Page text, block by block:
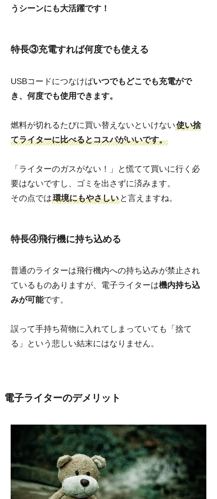
うシーンにも大活躍です！
特長③充電すれば何度でも使える
USBコードにつなけばいつでもどこでも充電がで
き、何度でも使用できます。
燃料が切れるたびに買い替えないといけない使い捨
てライターに比べるとコスパがいいです。
「ライターのガスがない！」と慌てて買いに行く必
要はないですし、ゴミを出さずに済みます。
その点では環境にもやさしい と言えますね。
特長④飛行機に持ち込める
普通のライターは飛行機内への持ち込みが禁止され
ているものありますが、電子ライターは機内持ち込
みが可能です。
誤って手持ち荷物に入れてしまっていても「捨て
る」という悲しい結末にはなりません。
電子ライターのデメリット